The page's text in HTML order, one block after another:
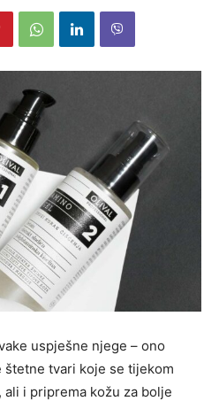
uspješne njege – ono
tvari koje se tijekom
ali i priprema kožu za bolje